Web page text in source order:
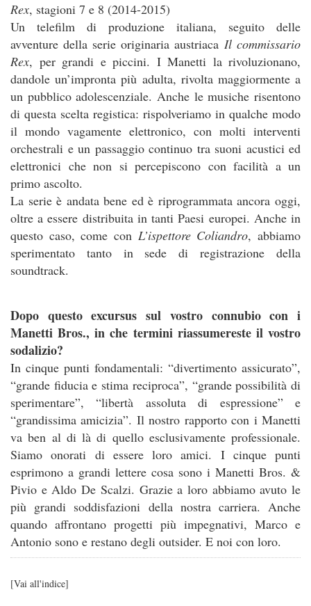
Rex, stagioni 7 e 8 (2014-2015)
Un telefilm di produzione italiana, seguito delle
avventure della serie originaria austriaca Il commissario
Rex, per grandi e piccini. I Manetti la rivoluzionano,
dandole un’impronta più adulta, rivolta maggiormente a
un pubblico adolescenziale. Anche le musiche risentono
di questa scelta registica: rispolveriamo in qualche modo
il mondo vagamente elettronico, con molti interventi
orchestrali e un passaggio continuo tra suoni acustici ed
elettronici che non si percepiscono con facilità a un
primo ascolto.
La serie è andata bene ed è riprogrammata ancora oggi,
oltre a essere distribuita in tanti Paesi europei. Anche in
questo caso, come con L’ispettore Coliandro, abbiamo
sperimentato tanto in sede di registrazione della
soundtrack.
Dopo questo excursus sul vostro connubio con i
Manetti Bros., in che termini riassumereste il vostro
sodalizio?
In cinque punti fondamentali: “divertimento assicurato”,
“grande fiducia e stima reciproca”, “grande possibilità di
sperimentare”, “libertà assoluta di espressione” e
“grandissima amicizia”. Il nostro rapporto con i Manetti
va ben al di là di quello esclusivamente professionale.
Siamo onorati di essere loro amici. I cinque punti
esprimono a grandi lettere cosa sono i Manetti Bros. &
Pivio e Aldo De Scalzi. Grazie a loro abbiamo avuto le
più grandi soddisfazioni della nostra carriera. Anche
quando affrontano progetti più impegnativi, Marco e
Antonio sono e restano degli outsider. E noi con loro.
[Vai all'indice]